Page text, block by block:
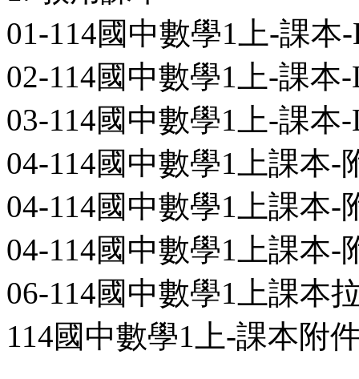
01-114國中數學1上-課本
02-114國中數學1上-課本
03-114國中數學1上-課本
04-114國中數學1上課本-
04-114國中數學1上課本-
04-114國中數學1上課本-
06-114國中數學1上課本
114國中數學1上-課本附